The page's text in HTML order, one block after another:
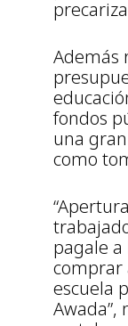
Además
fondos
una
como
pagale a
comprar
escuela